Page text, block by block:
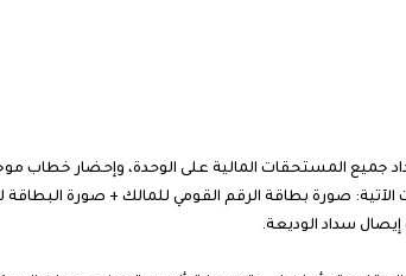
جميع المستحقات المالية على الوحدة، وإحضار خطاب
صورة بطاقة الرقم القومي للمالك + صورة البطاقة
سداد الوديعة.